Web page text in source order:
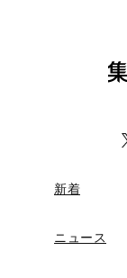
新着
ニュース